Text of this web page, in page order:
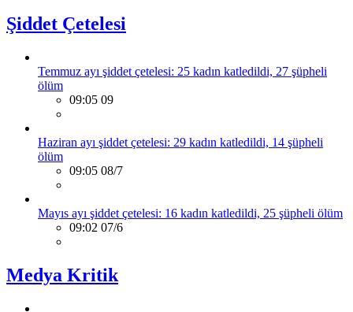
Şiddet Çetelesi
Temmuz ayı şiddet çetelesi: 25 kadın katledildi, 27 şüpheli
ölüm
09:05 09
Haziran ayı şiddet çetelesi: 29 kadın katledildi, 14 şüpheli
ölüm
09:05 08/7
Mayıs ayı şiddet çetelesi: 16 kadın katledildi, 25 şüpheli ölüm
09:02 07/6
Medya Kritik